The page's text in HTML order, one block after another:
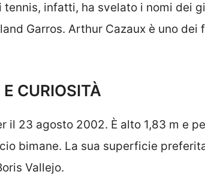
tennis, infatti, ha svelato i nomi dei
Garros. Arthur Cazaux è uno dei
CURIOSITÀ
il 23 agosto 2002. È alto 1,83 m e
bimane. La sua superficie
Vallejo.